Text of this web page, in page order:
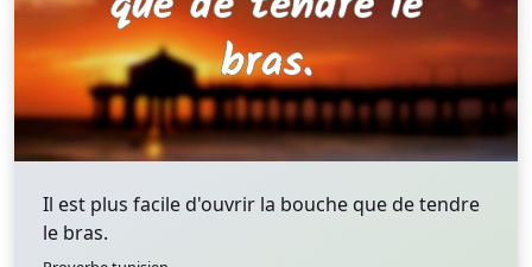
Il est plus facile d'ouvrir la bouche que de tendre
le bras.